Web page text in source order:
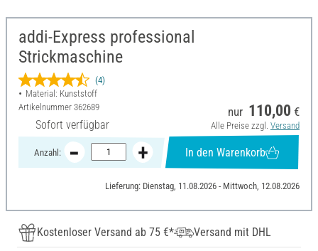
addi-Express professional
Strickmaschine
(4)
Material: Kunststoff
Artikelnummer 362689
Sofort verfügbar
nur 110,00 €
Alle Preise zzgl. Versand
Anzahl: In den Warenkorb
Lieferung: Dienstag, 11.08.2026 - Mittwoch, 12.08.2026
Kostenloser Versand ab 75 €*
Versand mit DHL